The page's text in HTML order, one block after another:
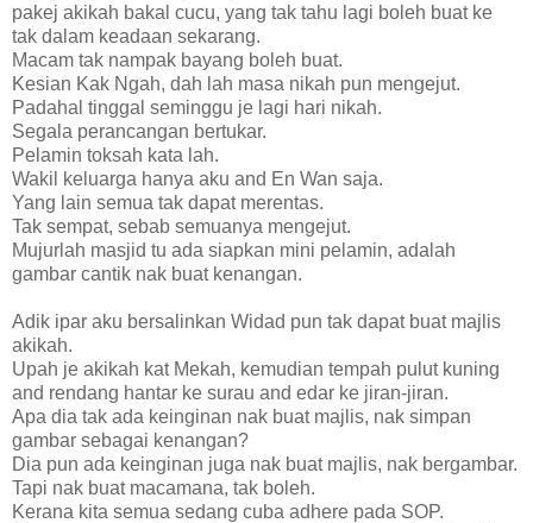
pakej akikah bakal cucu, yang tak tahu lagi boleh buat ke
tak dalam keadaan sekarang.
Macam tak nampak bayang boleh buat.
Kesian Kak Ngah, dah lah masa nikah pun mengejut.
Padahal tinggal seminggu je lagi hari nikah.
Segala perancangan bertukar.
Pelamin toksah kata lah.
Wakil keluarga hanya aku and En Wan saja.
Yang lain semua tak dapat merentas.
Tak sempat, sebab semuanya mengejut.
Mujurlah masjid tu ada siapkan mini pelamin, adalah
gambar cantik nak buat kenangan.
Adik ipar aku bersalinkan Widad pun tak dapat buat majlis
akikah.
Upah je akikah kat Mekah, kemudian tempah pulut kuning
and rendang hantar ke surau and edar ke jiran-jiran.
Apa dia tak ada keinginan nak buat majlis, nak simpan
gambar sebagai kenangan?
Dia pun ada keinginan juga nak buat majlis, nak bergambar.
Tapi nak buat macamana, tak boleh.
Kerana kita semua sedang cuba adhere pada SOP.